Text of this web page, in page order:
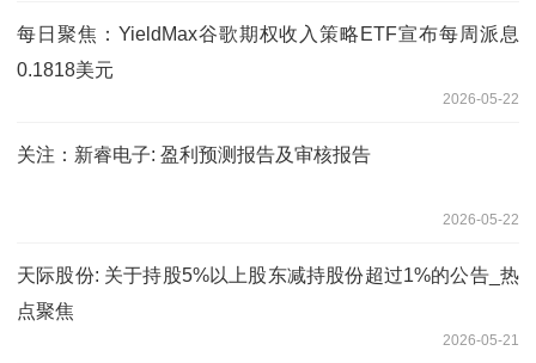
每日聚焦：YieldMax谷歌期权收入策略ETF宣布每周派息
0.1818美元
2026-05-22
关注：新睿电子: 盈利预测报告及审核报告
2026-05-22
天际股份: 关于持股5%以上股东减持股份超过1%的公告_热
点聚焦
2026-05-21